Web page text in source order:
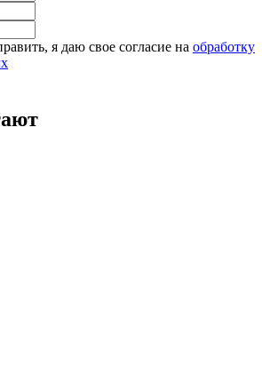
я даю свое согласие на обработку